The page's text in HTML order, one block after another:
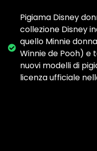
Pigiama Disney
collezione Disney
quello Minnie
Winnie de Pooh) e
nuovi modelli di
licenza ufficiale